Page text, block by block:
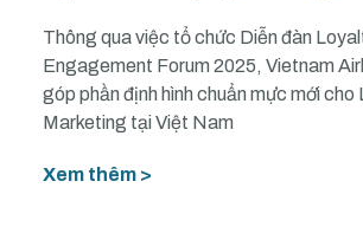
Thông qua việc tổ chức Diễn đàn
Engagement Forum 2025, Vietnam
góp phần định hình chuẩn mực mới cho
Marketing tại Việt Nam
Xem thêm >